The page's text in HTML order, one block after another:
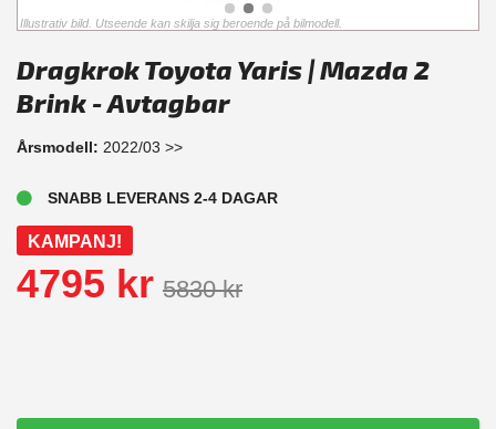
Illustrativ bild. Utseende kan skilja sig beroende på bilmodell.
Dragkrok Toyota Yaris | Mazda 2
Brink - Avtagbar
Årsmodell: 2022/03 >>
SNABB LEVERANS 2-4 DAGAR
KAMPANJ!
4795 kr 5830 kr